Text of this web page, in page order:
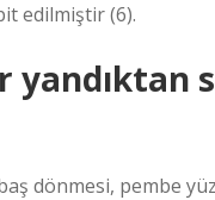
edilmiştir (6).
yandıktan
baş dönmesi, pembe